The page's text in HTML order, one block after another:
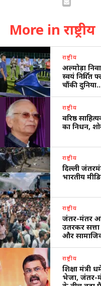
More in राष्ट्रीय
राष्ट्रीय
अल्मोड़ा
स्वयं निर्मित
चौंकी
राष्ट्रीय
वरिष्ठ
का निधन,
राष्ट्रीय
दिल्ली
भारतीय
राष्ट्रीय
जंतर-मंतर
उतरकर
और
राष्ट्रीय
शिक्षा मंत्री
भेजा, जंतर-